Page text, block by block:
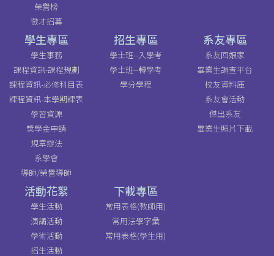
榮譽榜
徵才招募
學生專區
學生事務
課程資訊-課程規劃
課程資訊-必修科目表
課程資訊-本學期課表
學習資源
獎學金申請
規章辦法
系學會
導師/榮譽導師
招生專區
學士班--入學考
學士班--轉學考
學分學程
系友專區
系友回娘家
畢業生調查平台
校友資料庫
系友會活動
傑出系友
畢業生照片下載
活動花絮
學生活動
演講活動
學術活動
招生活動
下載專區
常用表格(教師用)
常用法學字彙
常用表格(學生用)